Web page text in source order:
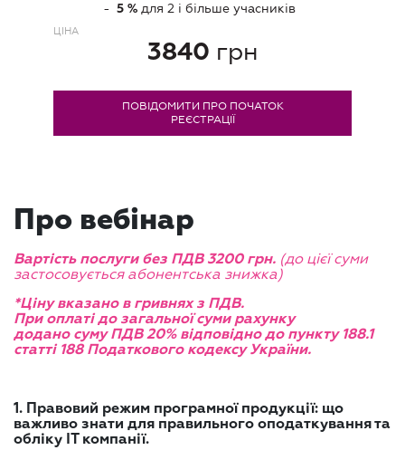
5 %для 2 і більше учасників
ЦIНА
3840 грн
ПОВІДОМИТИ ПРО ПОЧАТОК
РЕЄСТРАЦІЇ
Про вебінар
Вартість послуги без ПДВ 3200 грн. (до цієї суми
застосовується абонентська знижка)
*Ціну вказано в гривнях з ПДВ.
При оплаті до загальної суми рахунку
додано суму ПДВ 20% відповідно до пункту 188.1
статті 188 Податкового кодексу України.
1. Правовий режим програмної продукції: що
важливо знати для правильного оподаткування та
обліку IT компанії.